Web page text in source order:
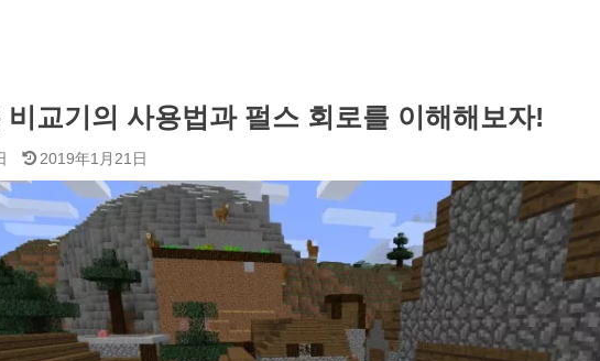
비교기의 사용법과 펄스 회로를 이해해보자!
2019年1月21日